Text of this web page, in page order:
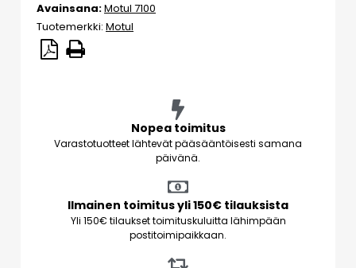
Avainsana:Motul 7100
Tuotemerkki: Motul
Nopea toimitus
Varastotuotteet lähtevät pääsääntöisesti samana
päivänä.
Ilmainen toimitus yli 150€ tilauksista
Yli 150€ tilaukset toimituskuluitta lähimpään
postitoimipaikkaan.